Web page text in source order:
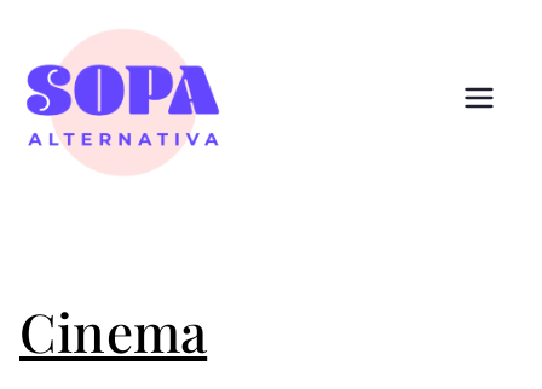
conteúdo
Cinema